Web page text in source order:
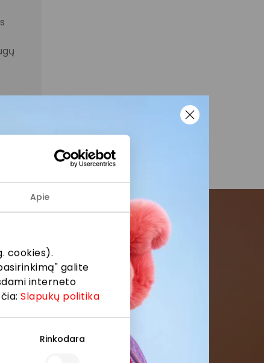
Apie
cookies).
galite
interneto
čia:Slapukų politika
Rinkodara
iš